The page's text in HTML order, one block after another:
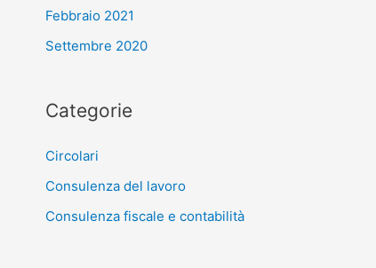
Febbraio 2021
Settembre 2020
Categorie
Circolari
Consulenza del lavoro
Consulenza fiscale e contabilità